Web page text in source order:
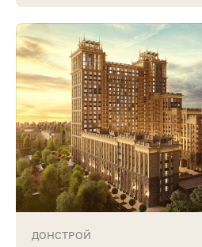
ДОНСТРОЙ